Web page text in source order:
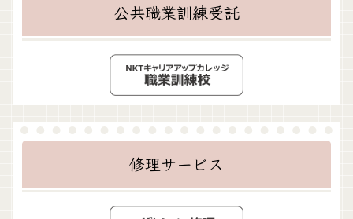
公共職業訓練受託
修理サービス